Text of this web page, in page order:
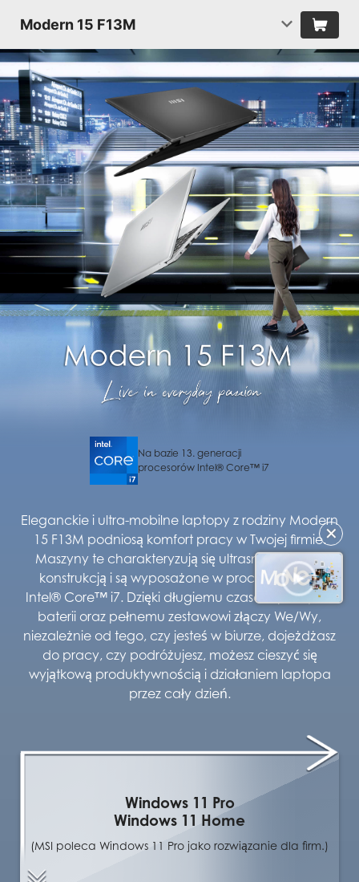
Modern 15 F13M
✕
Na bazie 13. generacji
procesorów Intel® Core™ i7
Eleganckie i ultra-mobilne laptopy z rodziny Modern
15 F13M podniosą komfort pracy w Twojej firmie.
Maszyny te charakteryzują się ultrasmukłą, lekką
konstrukcją i są wyposażone w procesory z serii
Intel® Core™ i7. Dzięki długiemu czasowi pracy na
baterii oraz pełnemu zestawowi złączy We/Wy,
niezależnie od tego, czy jesteś w biurze, dojeżdżasz
do pracy, czy podróżujesz, możesz cieszyć się
wyjątkową produktywnością i działaniem laptopa
przez cały dzień.
Windows 11 Pro
Windows 11 Home
(MSI poleca Windows 11 Pro jako rozwiązanie dla firm.)